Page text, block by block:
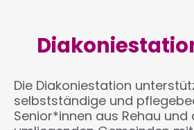
Die Diakoniestation
selbstständige und
Senior*innen aus Rehau und